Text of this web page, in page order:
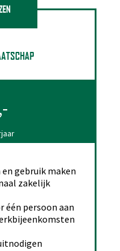
gebruik maken
zakelijk
één persoon aan